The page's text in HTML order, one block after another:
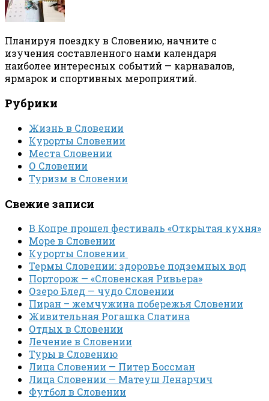
Планируя поездку в Словению, начните с
изучения составленного нами календаря
наиболее интересных событий — карнавалов,
ярмарок и спортивных мероприятий.
Рубрики
Жизнь в Словении
Курорты Словении
Места Словении
О Словении
Туризм в Словении
Свежие записи
В Копре прошел фестиваль «Открытая кухня»
Море в Словении
Курорты Словении
Термы Словении: здоровье подземных вод
Порторож — «Словенская Ривьера»
Озеро Блед — чудо Словении
Пиран – жемчужина побережья Словении
Живительная Рогашка Слатина
Отдых в Словении
Лечение в Словении
Туры в Словению
Лица Словении — Питер Боссман
Лица Словении — Матеуш Ленарчич
Футбол в Словении